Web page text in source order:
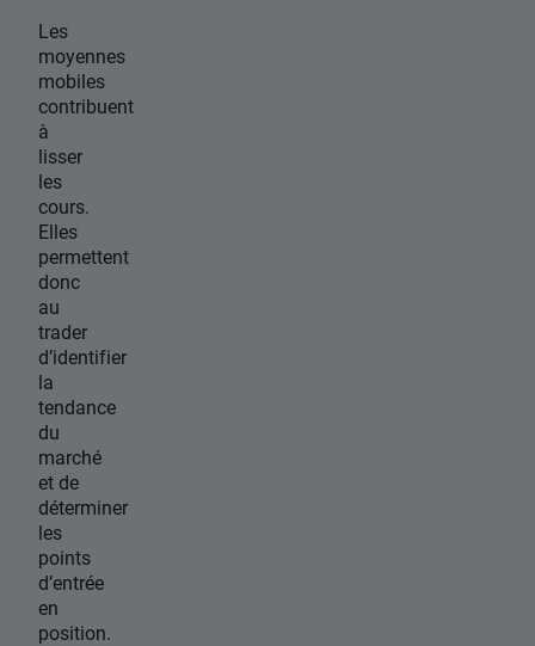
Les
moyennes
mobiles
contribuent
à
lisser
les
cours.
Elles
permettent
donc
au
trader
d’identifier
la
tendance
du
marché
et de
déterminer
les
points
d’entrée
en
position.